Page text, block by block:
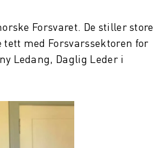
Forsvaret. De stiller store
med Forsvarssektoren for
Ledang, Daglig Leder i